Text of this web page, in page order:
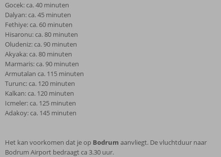
Gocek: ca. 40 minuten
Dalyan: ca. 45 minuten
Fethiye: ca. 60 minuten
Hisaronu: ca. 80 minuten
Oludeniz: ca. 90 minuten
Akyaka: ca. 80 minuten
Marmaris: ca. 90 minuten
Armutalan ca. 115 minuten
Turunc: ca. 120 minuten
Kalkan: ca. 120 minuten
Icmeler: ca. 125 minuten
Adakoy: ca. 145 minuten
Het kan voorkomen dat je op Bodrum aanvliegt. De vluchtduur naar
Bodrum Airport bedraagt ca 3.30 uur.